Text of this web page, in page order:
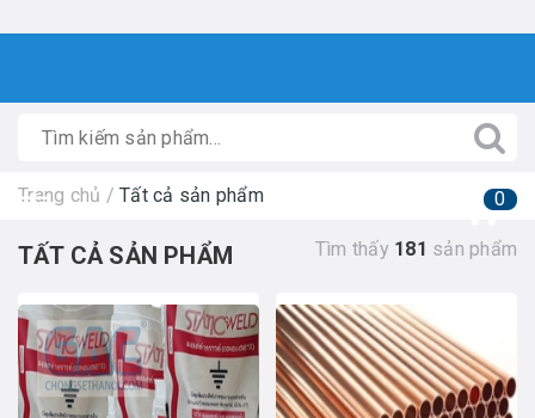
0
Trang chủ / Tất cả sản phẩm
TẤT CẢ SẢN PHẨM Tìm thấy 181 sản phẩm